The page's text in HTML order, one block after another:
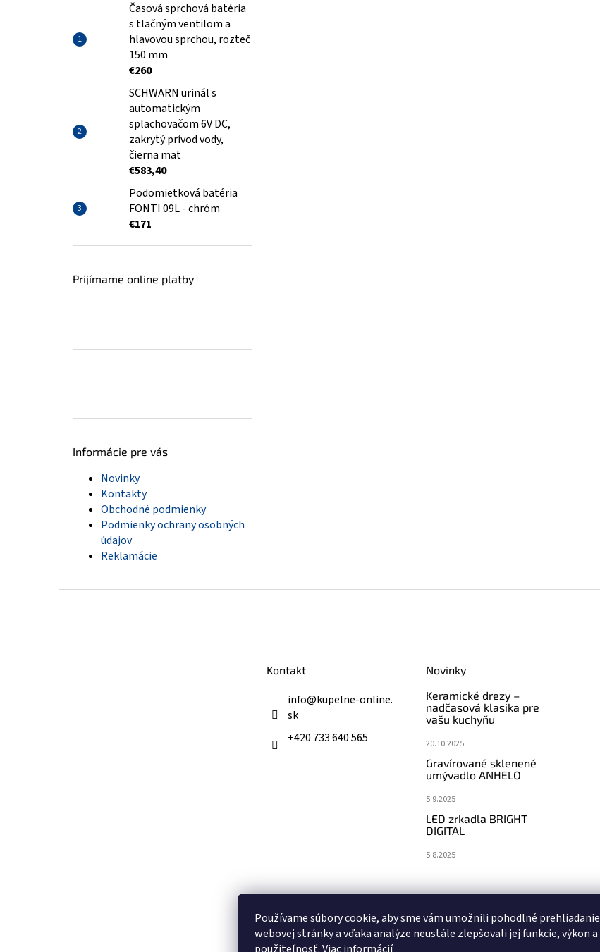
Používame súbory cookie, aby sme vám umožnili pohodlné prehliadanie
webovej stránky a vďaka analýze neustále zlepšovali jej funkcie, výkon a
Časová sprchová batéria
s tlačným ventilom a
hlavovou sprchou, rozteč
150 mm
€260
SCHWARN urinál s
automatickým
splachovačom 6V DC,
zakrytý prívod vody,
čierna mat
€583,40
Podomietková batéria
FONTI 09L - chróm
€171
Prijímame online platby
Informácie pre vás
Novinky
Kontakty
Obchodné podmienky
Podmienky ochrany osobných
údajov
Reklamácie
Kontakt
info@kupelne-online.
sk
+420 733 640 565
Novinky
Keramické drezy –
nadčasová klasika pre
vašu kuchyňu
20.10.2025
Gravírované sklenené
umývadlo ANHELO
5.9.2025
LED zrkadla BRIGHT
DIGITAL
5.8.2025